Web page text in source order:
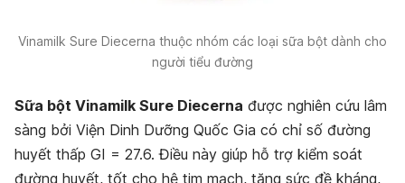
Vinamilk Sure Diecerna thuộc nhóm các loại sữa bột dành cho
người tiểu đường
Sữa bột Vinamilk Sure Diecerna được nghiên cứu lâm
sàng bởi Viện Dinh Dưỡng Quốc Gia có chỉ số đường
huyết thấp GI = 27.6. Điều này giúp hỗ trợ kiểm soát
đường huyết, tốt cho hệ tim mạch, tăng sức đề kháng,